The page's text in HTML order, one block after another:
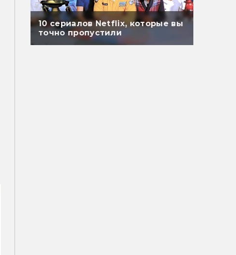
10 сериалов Netflix, которые вы
точно пропустили